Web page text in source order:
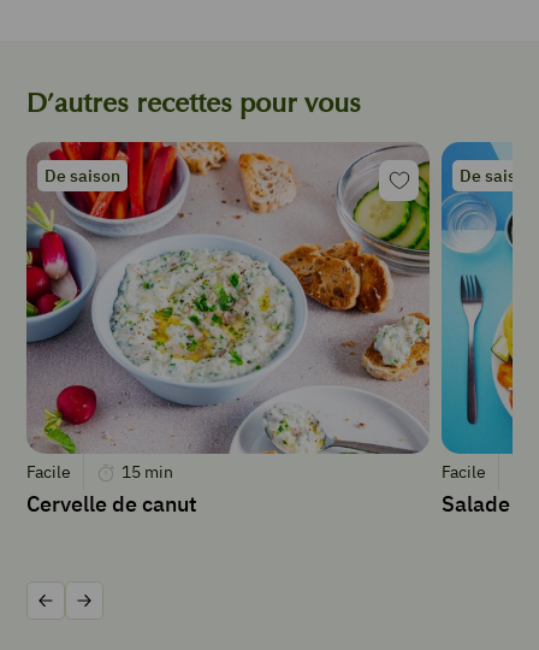
4
de
jus
de
concombre
fraîchement
centrifugé
1
rondelle
de
concombre
1
trait
de
de
6
cl
D’autres recettes pour vous
De saison
Facile 15 min
Cervelle de canut
De saison
Facile
Salade
Précédent
Suivant